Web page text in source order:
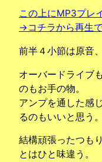
この上にMP3プレ
→コチラから再生で
前半４小節は原音
オーバードライブ
のもお手の物。
アンプを通した感
るのもいいと思う。
結構頑張ったつも
とはひと味違う。